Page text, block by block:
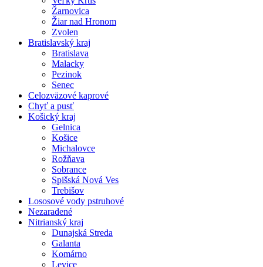
Žarnovica
Žiar nad Hronom
Zvolen
Bratislavský kraj
Bratislava
Malacky
Pezinok
Senec
Celozväzové kaprové
Chyť a pusť
Košický kraj
Gelnica
Košice
Michalovce
Rožňava
Sobrance
Spišská Nová Ves
Trebišov
Lososové vody pstruhové
Nezaradené
Nitrianský kraj
Dunajská Streda
Galanta
Komárno
Levice